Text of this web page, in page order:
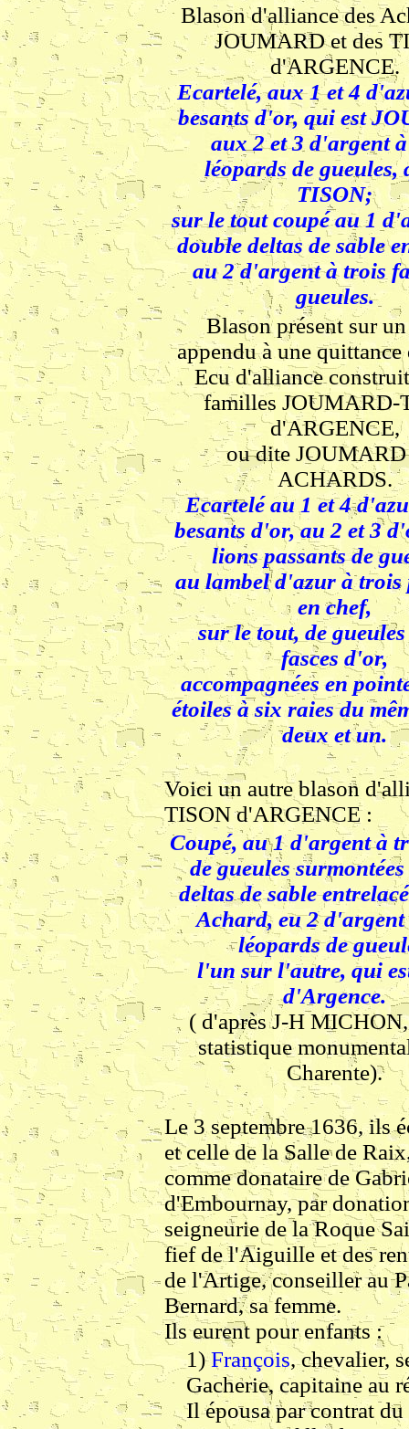
Blason d'alliance des
JOUMARD et des
d'ARGENCE.
Ecartelé, aux 1 et 4
besants d'or, qui est
aux 2 et 3 d'argent
léopards de gueules,
TISON;
sur le tout coupé au 1
double deltas de sable
au 2 d'argent à trois
gueules.
Blason présent sur un
appendu à une quittance
Ecu d'alliance
familles JOUMARD-
d'ARGENCE,
ou dite JOUMARD
ACHARDS.
Ecartelé au 1 et 4
besants d'or, au 2 et 3
lions passants de
au lambel d'azur à trois
en chef,
sur le tout, de
fasces d'or,
accompagnées en
étoiles à six raies du
deux et un.
Voici un autre blason
TISON d'ARGENCE :
Coupé, au 1 d'argent à
de gueules
deltas de sable
Achard, eu 2 d'argent
léopards de
l'un sur l'autre, qui
d'Argence.
( d'après J-H MICHON,
statistique
Charente).
Le 3 septembre 1636, ils
et celle de la Salle de
comme donataire de
d'Embournay, par
seigneurie de la Roque
fief de l'Aiguille et des
de l'Artige, conseiller au
Bernard, sa femme.
Ils eurent pour enfants :
1)François, chevalier,
Gacherie, capitaine au
Il épousa par contrat